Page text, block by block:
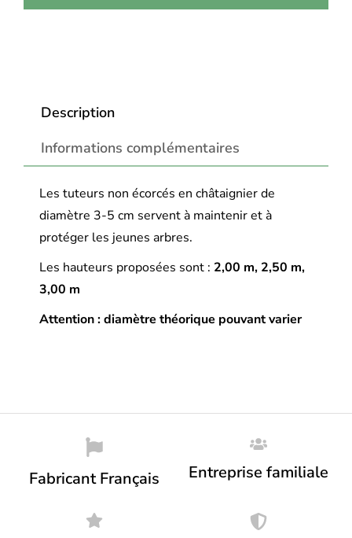
Description
Informations complémentaires
Les tuteurs non écorcés en châtaignier de
diamètre 3-5 cm servent à maintenir et à
protéger les jeunes arbres.
Les hauteurs proposées sont : 2,00 m, 2,50 m,
3,00 m
Attention : diamètre théorique pouvant varier
Fabricant Français Entreprise familiale